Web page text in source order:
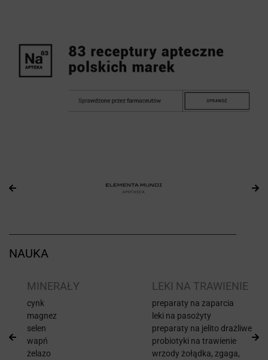
NAUKA
MINERAŁY
cynk
magnez
selen
wapń
żelazo
LEKI NA TRAWIENIE
preparaty na zaparcia
leki na pasożyty
preparaty na jelito drażliwe
probiotyki na trawienie
wrzody żołądka, zgaga,